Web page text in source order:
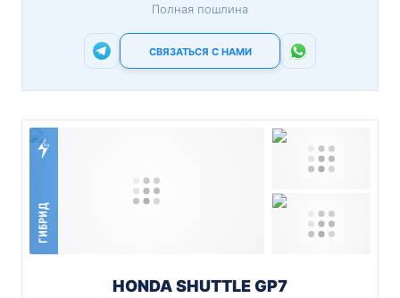
Полная пошлина
СВЯЗАТЬСЯ С НАМИ
ГИБРИД
HONDA SHUTTLE GP7